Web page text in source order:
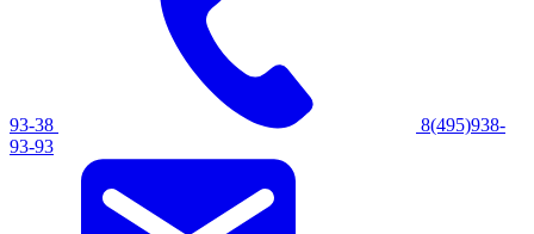
93-38
8(495)938-
93-93